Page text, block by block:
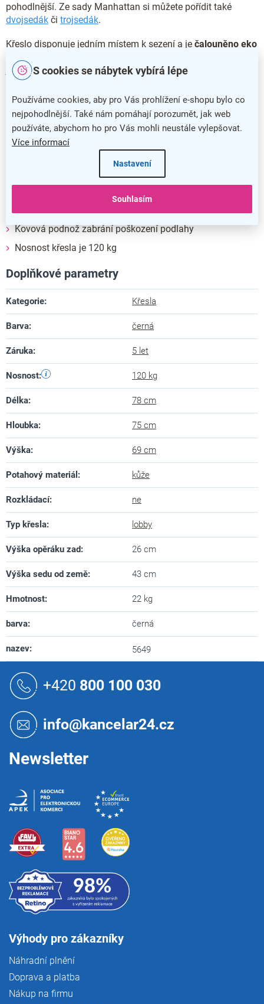
S cookies se nábytek vybírá lépe
Používáme cookies, aby pro Vás prohlížení e-shopu bylo co
nejpohodlnější. Také nám pomáhají porozumět, jak web
používáte, abychom ho pro Vás mohli neustále vylepšovat.
Více informací
Nastavení
Souhlasím
pohodlnější. Ze sady Manhattan si můžete pořídit také
dvojsedák či trojsedák.
Křeslo disponuje jedním místem k sezení a je čalouněno eko
jsou pak vyplněny pěnou pro ještě příjemnější posed.
Souprava Manhattan je vybavena elegantní kovovou
podnoží, která zabrání poškození podlahy a navíc skvěle
vypadá. Nosnost křesla je 120 kg a dodáváme jej v černé
barvě.
Hlavní přednosti křesla Manhattan
Kovová podnož zabrání poškození podlahy
Nosnost křesla je 120 kg
Doplňkové parametry
Kategorie: Křesla
Barva: černá
Záruka: 5 let
Nosnost: 120 kg
Délka: 78 cm
Hloubka: 75 cm
Výška: 69 cm
Potahový materiál : kůže
Rozkládací: ne
Typ křesla: lobby
Výška opěráku zad: 26 cm
Výška sedu od země: 43 cm
Hmotnost: 22 kg
barva: černá
nazev: 5649
+420 800 100 030
info@kancelar24.cz
Newsletter
Výhody pro zákazníky
Náhradní plnění
Doprava a platba
Nákup na firmu